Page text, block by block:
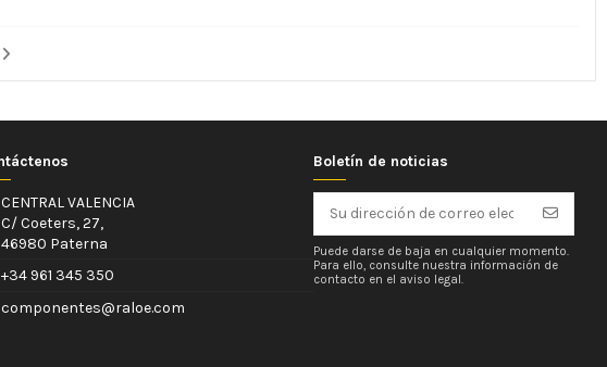
CENTRAL VALENCIA
C/ Coeters, 27,
46980 Paterna
+34 961 345 350
componentes@raloe.com
Boletín de noticias
Puede darse de baja en cualquier momento.
Para ello, consulte nuestra información de
contacto en el aviso legal.